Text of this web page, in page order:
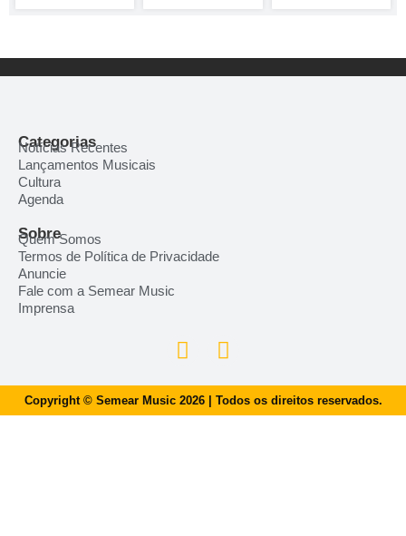
Categorias
Notícias Recentes
Lançamentos Musicais
Cultura
Agenda
Sobre
Quem Somos
Termos de Política de Privacidade
Anuncie
Fale com a Semear Music
Imprensa
Copyright © Semear Music 2026 | Todos os direitos reservados.